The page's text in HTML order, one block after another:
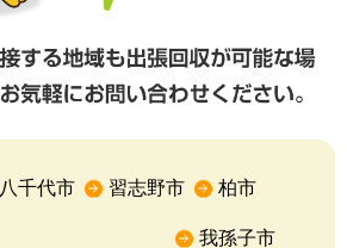
八千代市 習志野市 柏市
我孫子市